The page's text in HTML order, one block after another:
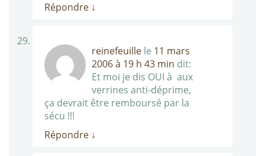
Répondre ↓
reinefeuille le 11 mars
2006 à 19 h 43 min dit:
Et moi je dis OUI à aux
verrines anti-déprime,
ça devrait être remboursé par la
sécu !!!
Répondre ↓